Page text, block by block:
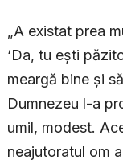
„A existat prea
‘Da, tu ești
meargă bine și
Dumnezeu l-a
umil, modest.
neajutoratul om